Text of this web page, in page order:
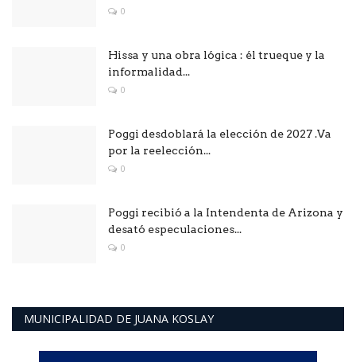
0
Hissa y una obra lógica : él trueque y la
informalidad...
0
Poggi desdoblará la elección de 2027 .Va
por la reelección...
0
Poggi recibió a la Intendenta de Arizona y
desató especulaciones...
0
MUNICIPALIDAD DE JUANA KOSLAY